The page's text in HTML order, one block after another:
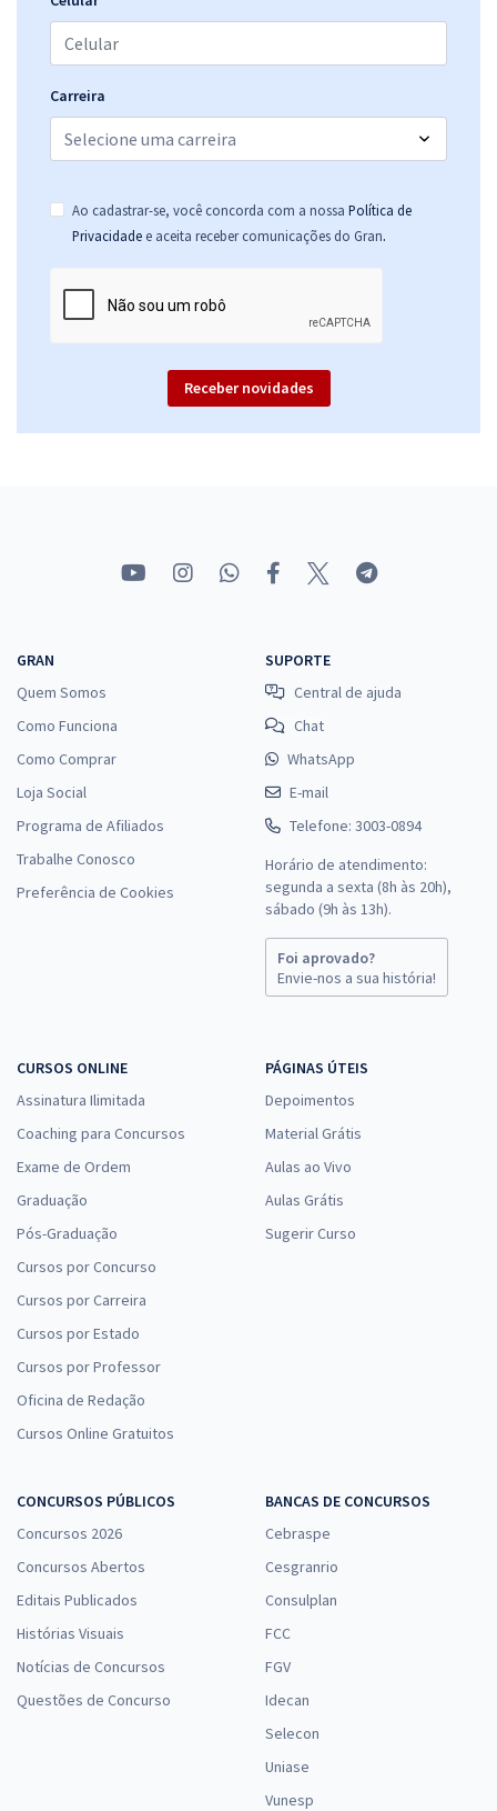
Carreira
Ao cadastrar-se, você concorda com a nossa Política de
Privacidade e aceita receber comunicações do Gran.
Receber novidades
GRAN
Quem Somos
Como Funciona
Como Comprar
Loja Social
Programa de Afiliados
Trabalhe Conosco
Preferência de Cookies
SUPORTE
Central de ajuda
Chat
WhatsApp
E-mail
Telefone: 3003-0894
Horário de atendimento:
segunda a sexta (8h às 20h),
sábado (9h às 13h).
Foi aprovado?
Envie-nos a sua história!
CURSOS ONLINE
Assinatura Ilimitada
Coaching para Concursos
Exame de Ordem
Graduação
Pós-Graduação
Cursos por Concurso
Cursos por Carreira
Cursos por Estado
Cursos por Professor
Oficina de Redação
Cursos Online Gratuitos
PÁGINAS ÚTEIS
Depoimentos
Material Grátis
Aulas ao Vivo
Aulas Grátis
Sugerir Curso
CONCURSOS PÚBLICOS
Concursos 2026
Concursos Abertos
Editais Publicados
Histórias Visuais
Notícias de Concursos
Questões de Concurso
BANCAS DE CONCURSOS
Cebraspe
Cesgranrio
Consulplan
FCC
FGV
Idecan
Selecon
Uniase
Vunesp